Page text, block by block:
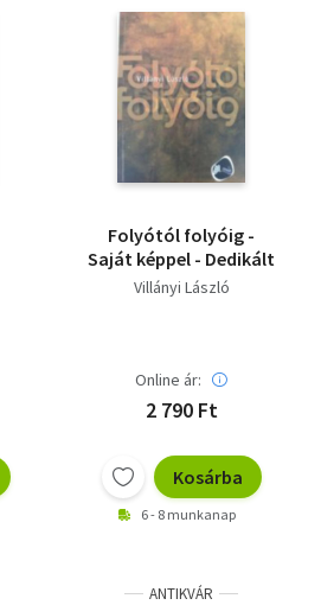
Folyótól folyóig -
Saját képpel - Dedikált
Villányi László
Online ár:
2 790 Ft
Kosárba
6 - 8 munkanap
ANTIKVÁR